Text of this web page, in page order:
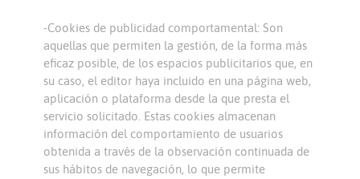
-Cookies de publicidad comportamental: Son
aquellas que permiten la gestión, de la forma más
eficaz posible, de los espacios publicitarios que, en
su caso, el editor haya incluido en una página web,
aplicación o plataforma desde la que presta el
servicio solicitado. Estas cookies almacenan
información del comportamiento de usuarios
obtenida a través de la observación continuada de
sus hábitos de navegación, lo que permite